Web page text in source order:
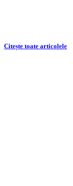
Citește toate articolele